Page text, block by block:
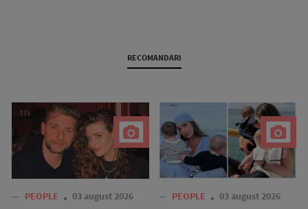
RECOMANDARI
— PEOPLE 03 august 2026 — PEOPLE 03 august 2026